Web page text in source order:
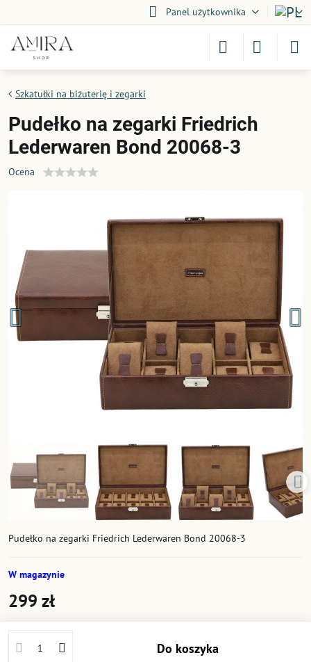
Panel użytkownika
Szkatułki na biżuterię i zegarki
Pudełko na zegarki Friedrich
Lederwaren Bond 20068-3
Ocena
Pudełko na zegarki Friedrich Lederwaren Bond 20068-3
W magazynie
299 zł
Do koszyka